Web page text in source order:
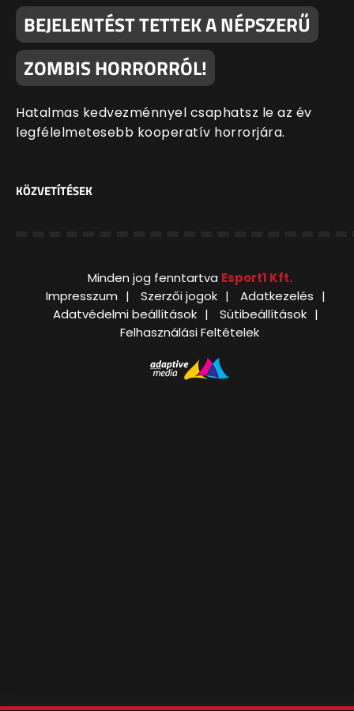
BEJELENTÉST TETTEK A NÉPSZERŰ
ZOMBIS HORRORRÓL!
Hatalmas kedvezménnyel csaphatsz le az év
legfélelmetesebb kooperatív horrorjára.
KÖZVETÍTÉSEK
Minden jog fenntartva Esport1 Kft.
Impresszum
Szerzői jogok
Adatkezelés
Adatvédelmi beállítások
Sütibeállítások
Felhasználási Feltételek